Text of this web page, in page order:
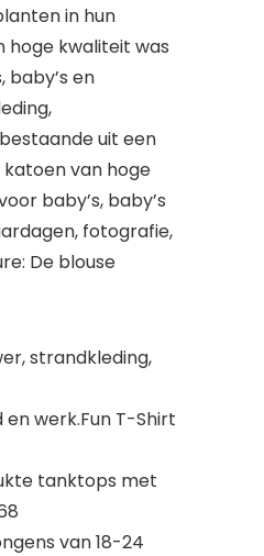
in hun
hoge kwaliteit was
en
uit een
van hoge
baby’s, baby’s
fotografie,
De blouse
strandkleding,
werk.Fun T-Shirt
tanktops met
van 18-24